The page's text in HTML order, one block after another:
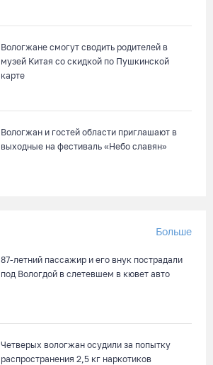
Вологжане смогут сводить родителей в
музей Китая со скидкой по Пушкинской
карте
Вологжан и гостей области приглашают в
выходные на фестиваль «Небо славян»
Больше
87-летний пассажир и его внук пострадали
под Вологдой в слетевшем в кювет авто
Четверых вологжан осудили за попытку
распространения 2,5 кг наркотиков